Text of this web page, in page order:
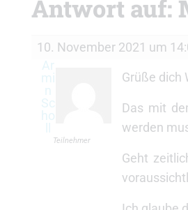
Antwort auf:
10. November 2021 um
Ar
mi
n
Sc
ho
Teilnehmer
Grüße dich
Das mit
werden
Geht